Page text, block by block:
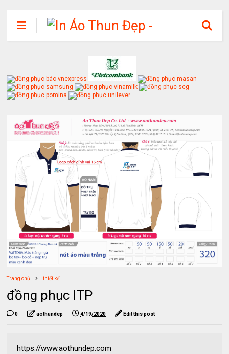
Trang chủ thiết kế
đồng phục ITP
0 aothundep 4/19/2020 Edit this post
https://www.aothundep.com